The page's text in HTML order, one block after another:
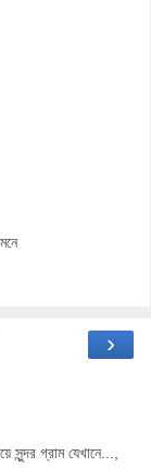
›
সুন্দর গ্রাম যেখানে...,